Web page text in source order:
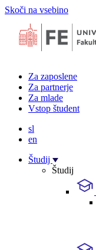
Skoči na vsebino
Za zaposlene
Za partnerje
Za mlade
Vstop študent
sl
en
Študij
Študij